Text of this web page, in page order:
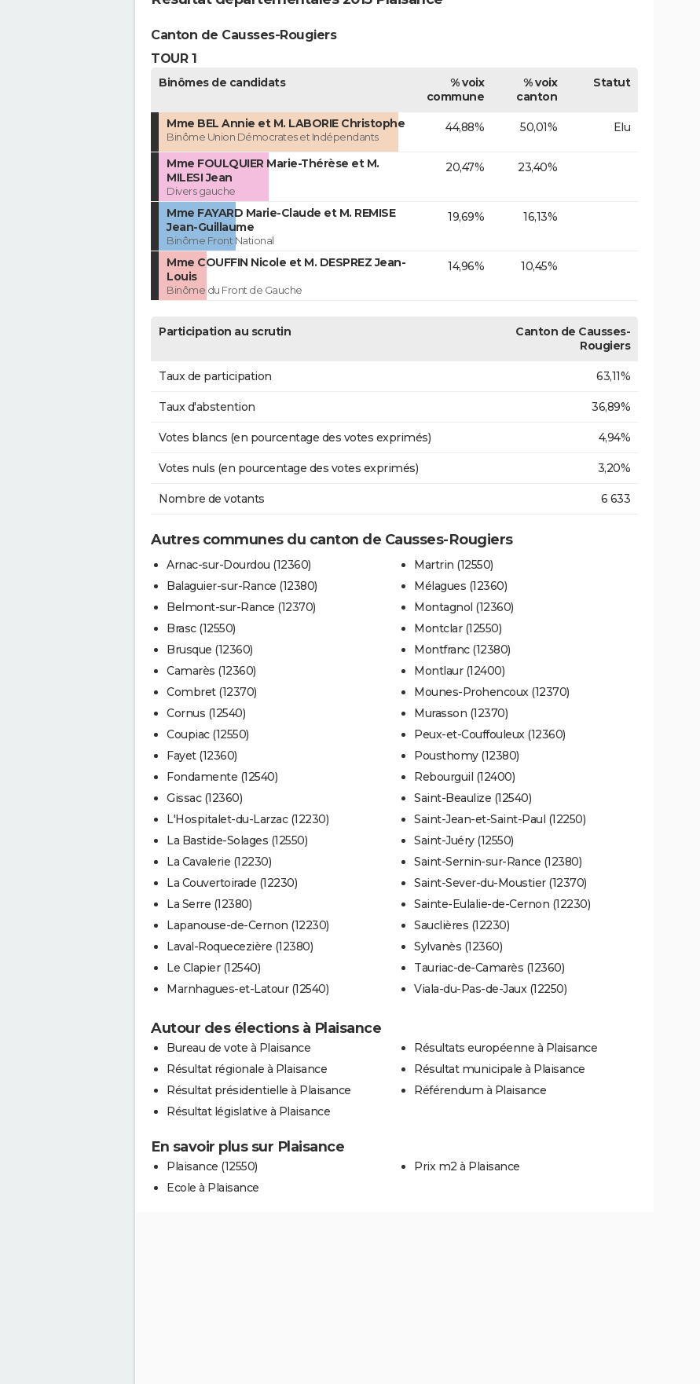
Canton de Causses-Rougiers
TOUR 1
Binômes de candidats
% voix
commune
% voix
canton
Statut
Mme BEL Annie et M. LABORIE Christophe
Binôme Union Démocrates et Indépendants
44,88% 50,01% Elu
Mme FOULQUIER Marie-Thérèse et M.
MILESI Jean
Divers gauche
20,47% 23,40%
Mme FAYARD Marie-Claude et M. REMISE
Jean-Guillaume
Binôme Front National
19,69% 16,13%
Mme COUFFIN Nicole et M. DESPREZ Jean-
Louis
Binôme du Front de Gauche
14,96% 10,45%
Participation au scrutin
Canton de Causses-
Rougiers
Taux de participation 63,11%
Taux d'abstention 36,89%
Votes blancs (en pourcentage des votes exprimés) 4,94%
Votes nuls (en pourcentage des votes exprimés) 3,20%
Nombre de votants 6 633
Autres communes du canton de Causses-Rougiers
Arnac-sur-Dourdou (12360)
Balaguier-sur-Rance (12380)
Belmont-sur-Rance (12370)
Brasc (12550)
Brusque (12360)
Camarès (12360)
Combret (12370)
Cornus (12540)
Coupiac (12550)
Fayet (12360)
Fondamente (12540)
Gissac (12360)
L'Hospitalet-du-Larzac (12230)
La Bastide-Solages (12550)
La Cavalerie (12230)
La Couvertoirade (12230)
La Serre (12380)
Lapanouse-de-Cernon (12230)
Laval-Roquecezière (12380)
Le Clapier (12540)
Marnhagues-et-Latour (12540)
Martrin (12550)
Mélagues (12360)
Montagnol (12360)
Montclar (12550)
Montfranc (12380)
Montlaur (12400)
Mounes-Prohencoux (12370)
Murasson (12370)
Peux-et-Couffouleux (12360)
Pousthomy (12380)
Rebourguil (12400)
Saint-Beaulize (12540)
Saint-Jean-et-Saint-Paul (12250)
Saint-Juéry (12550)
Saint-Sernin-sur-Rance (12380)
Saint-Sever-du-Moustier (12370)
Sainte-Eulalie-de-Cernon (12230)
Sauclières (12230)
Sylvanès (12360)
Tauriac-de-Camarès (12360)
Viala-du-Pas-de-Jaux (12250)
Autour des élections à Plaisance
Bureau de vote à Plaisance
Résultat régionale à Plaisance
Résultat présidentielle à Plaisance
Résultat législative à Plaisance
Résultats européenne à Plaisance
Résultat municipale à Plaisance
Référendum à Plaisance
En savoir plus sur Plaisance
Plaisance (12550)
Ecole à Plaisance
Prix m2 à Plaisance